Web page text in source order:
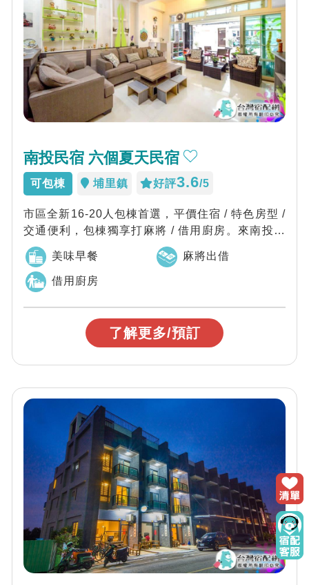
南投民宿 六個夏天民宿
可包棟 埔里鎮 好評3.6/5
市區全新16-20人包棟首選，平價住宿 / 特色房型 /
交通便利，包棟獨享打麻將 / 借用廚房。來南投想
要包棟的您，千萬不要錯過...
美味早餐 麻將出借
借用廚房
了解更多/預訂